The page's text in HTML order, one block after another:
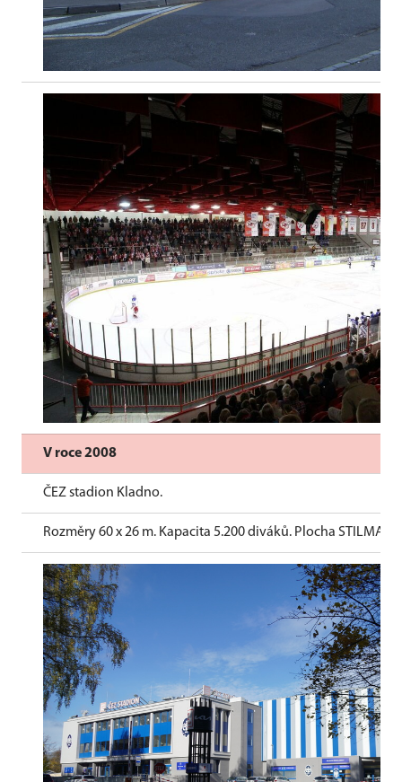
V roce 2008
ČEZ stadion Kladno.
Rozměry 60 x 26 m. Kapacita 5.200 diváků. Plocha STILMAT